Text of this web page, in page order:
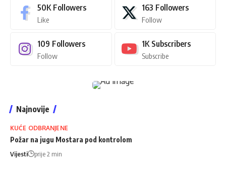
50K Followers
Like
163 Followers
Follow
109 Followers
Follow
1K Subscribers
Subscribe
Najnovije
KUĆE ODBRANJENE
Požar na jugu Mostara pod kontrolom
Vijesti prije 2 min